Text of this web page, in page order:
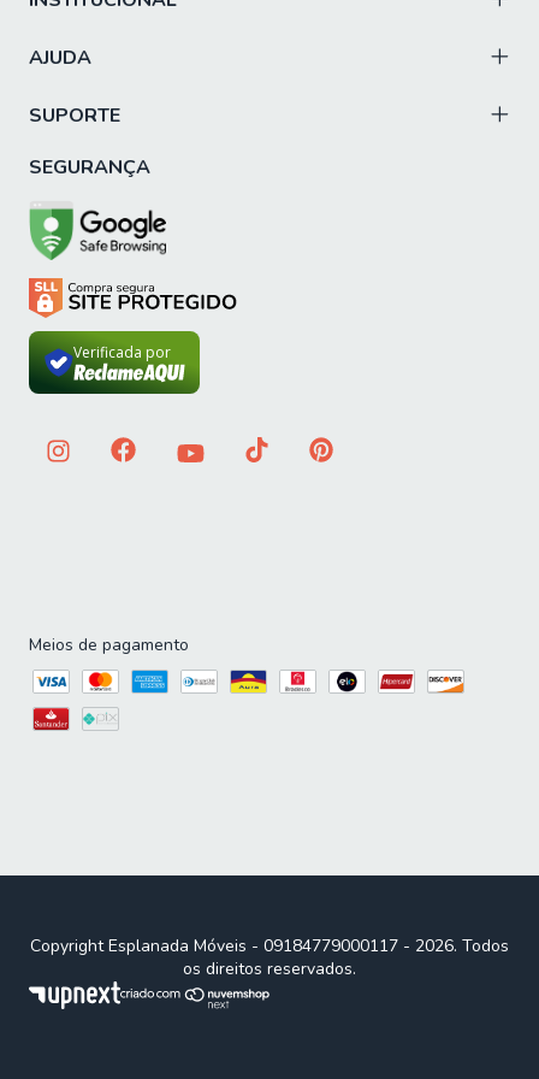
AJUDA
SUPORTE
SEGURANÇA
Verificada por
Meios de pagamento
Copyright Esplanada Móveis - 09184779000117 - 2026. Todos
os direitos reservados.